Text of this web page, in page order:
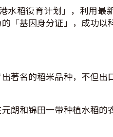
水稻復育计划」，利用最
「基因身分证」，成功以
著名的稻米品种，不但出
朗和锦田一带种植水稻的